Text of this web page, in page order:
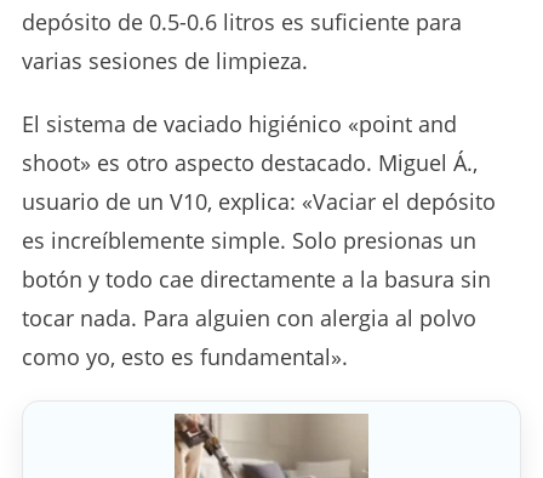
depósito de 0.5-0.6 litros es suficiente para
varias sesiones de limpieza.
El sistema de vaciado higiénico «point and
shoot» es otro aspecto destacado. Miguel Á.,
usuario de un V10, explica: «Vaciar el depósito
es increíblemente simple. Solo presionas un
botón y todo cae directamente a la basura sin
tocar nada. Para alguien con alergia al polvo
como yo, esto es fundamental».